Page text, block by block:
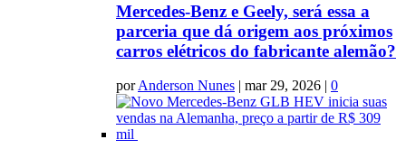
Mercedes-Benz e Geely, será essa a
parceria que dá origem aos próximos
carros elétricos do fabricante alemão?
porAnderson Nunes | mar 29, 2026 | 0